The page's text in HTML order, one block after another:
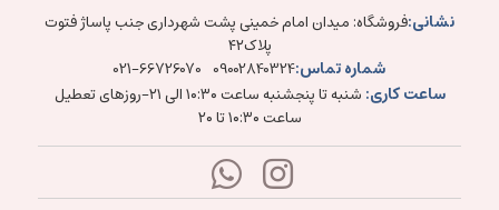
نشانی:فروشگاه: میدان امام خمینی پشت شهرداری جنب پاساژ فتوت
پلاک۴۲
شماره تماس:09002840324
021-66726070
ساعت کاری:
شنبه تا پنجشنبه ساعت ۱۰:۳۰ الی ۲۱-روزهای تعطیل
ساعت ۱۰:۳۰ تا ۲۰